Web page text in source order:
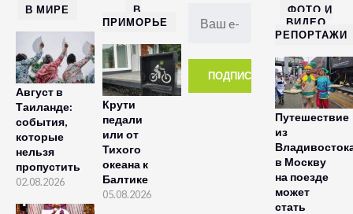
В МИРЕ
Август в
Таиланде:
события,
которые
нельзя
пропустить
02.08.2026
В
ПРИМОРЬЕ
Крути
педали
или от
Тихого
океана к
Балтике
05.08.2026
ФОТО И
ВИДЕО
РЕПОРТАЖИ
Путешествие
из
в Москву
на поезде
может
стать